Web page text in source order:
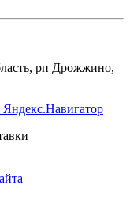
рп Дрожжино,